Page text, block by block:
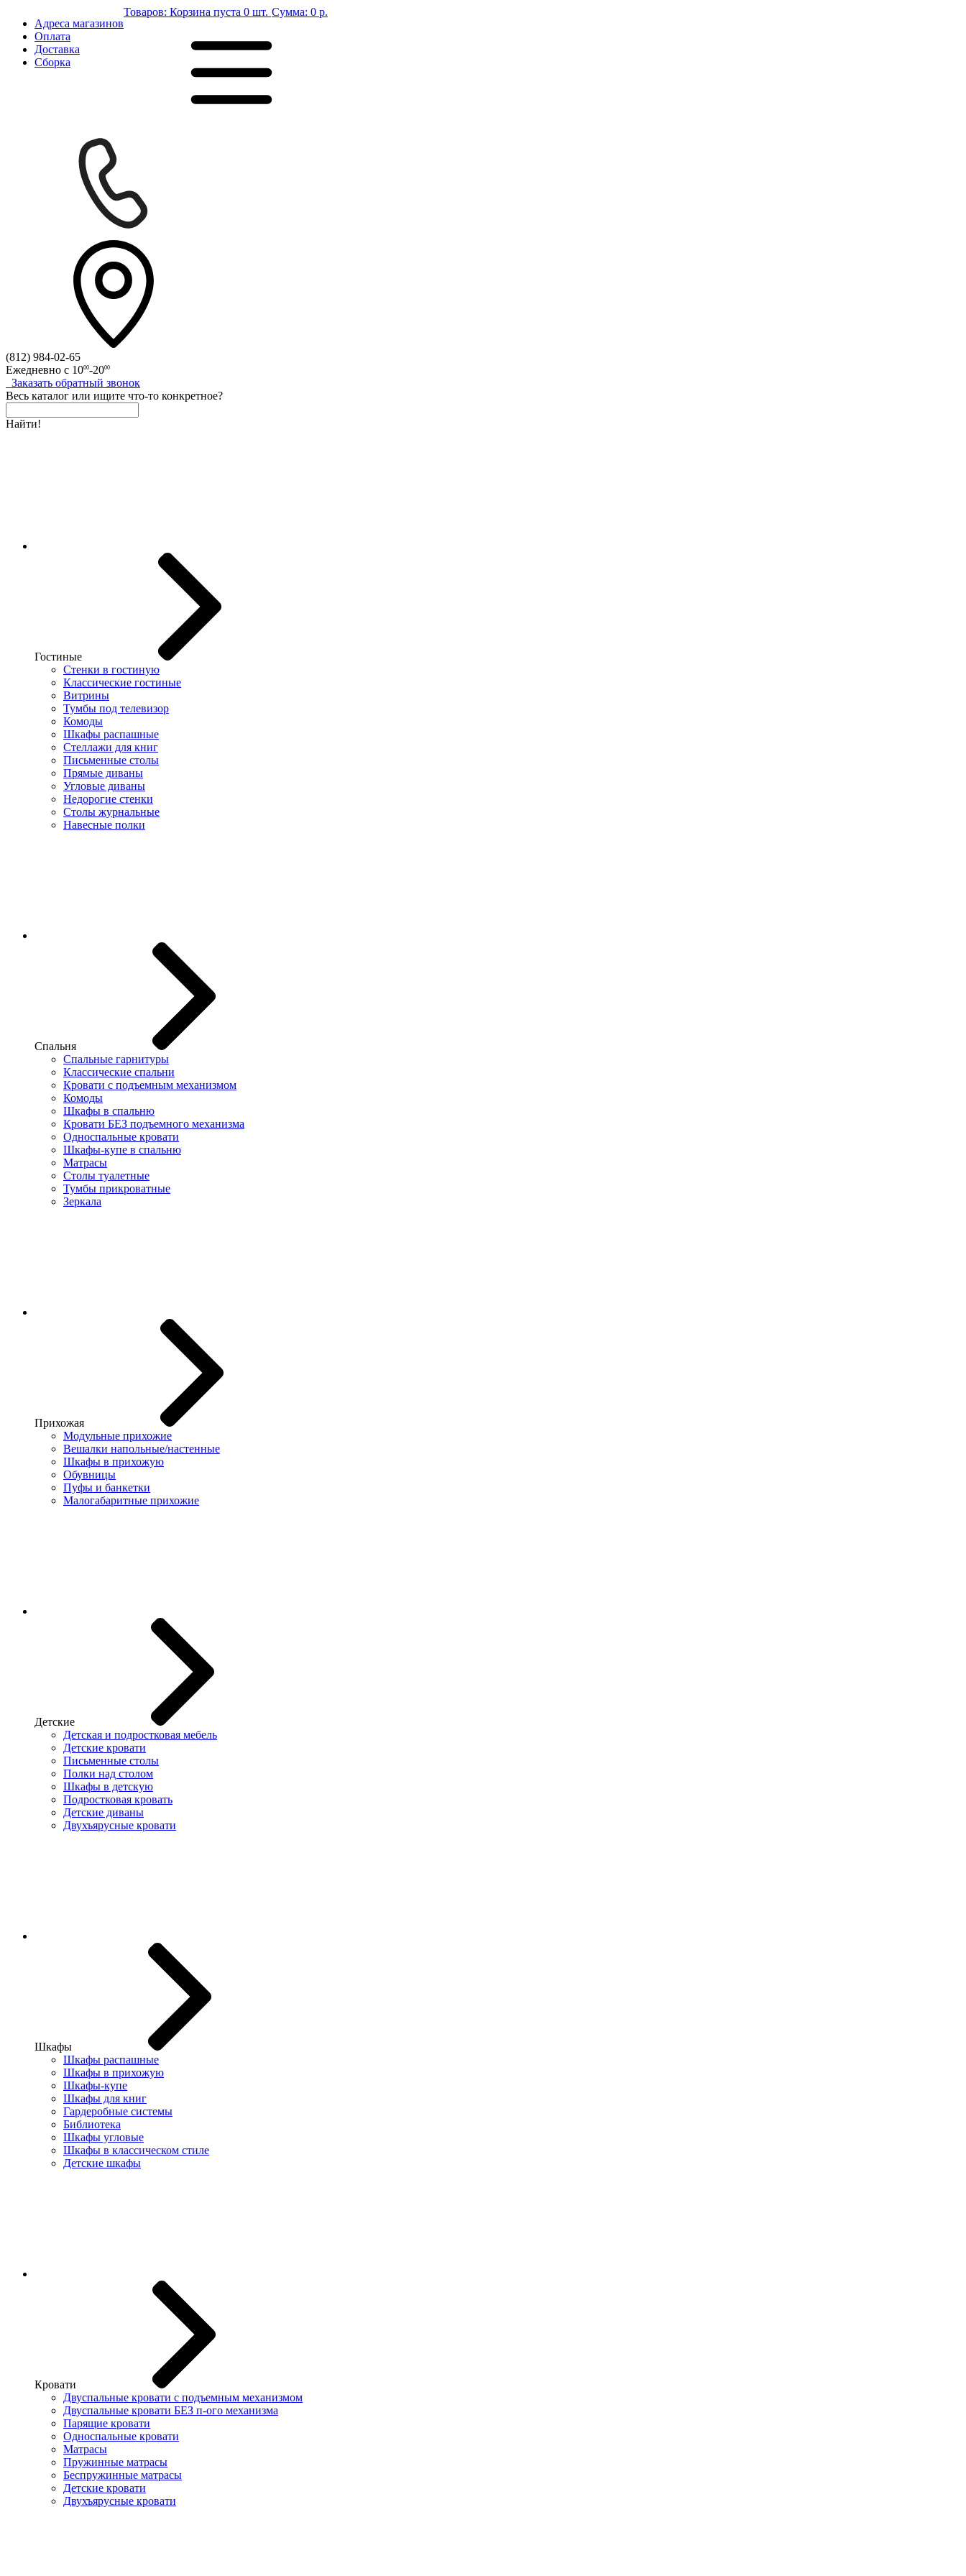
Адреса магазинов
Оплата
Доставка
Сборка
Товаров: Корзина пуста 0 шт. Сумма: 0 р.
(812) 984-02-65
Ежедневно с 1000-2000
Заказать обратный звонок
Весь каталог или ищите что-то конкретное?
Найти!
Гостиные
Стенки в гостиную
Классические гостиные
Витрины
Тумбы под телевизор
Комоды
Шкафы распашные
Стеллажи для книг
Письменные столы
Прямые диваны
Угловые диваны
Недорогие стенки
Столы журнальные
Навесные полки
Спальня
Спальные гарнитуры
Классические спальни
Кровати с подъемным механизмом
Комоды
Шкафы в спальню
Кровати БЕЗ подъемного механизма
Односпальные кровати
Шкафы-купе в спальню
Матрасы
Столы туалетные
Тумбы прикроватные
Зеркала
Прихожая
Модульные прихожие
Вешалки напольные/настенные
Шкафы в прихожую
Обувницы
Пуфы и банкетки
Малогабаритные прихожие
Детские
Детская и подростковая мебель
Детские кровати
Письменные столы
Полки над столом
Шкафы в детскую
Подростковая кровать
Детские диваны
Двухъярусные кровати
Шкафы
Шкафы распашные
Шкафы в прихожую
Шкафы-купе
Шкафы для книг
Гардеробные системы
Библиотека
Шкафы угловые
Шкафы в классическом стиле
Детские шкафы
Кровати
Двуспальные кровати с подъемным механизмом
Двуспальные кровати БЕЗ п-ого механизма
Парящие кровати
Односпальные кровати
Матрасы
Пружинные матрасы
Беспружинные матрасы
Детские кровати
Двухъярусные кровати